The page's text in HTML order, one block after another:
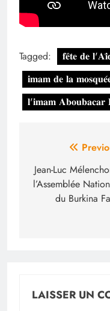
Tagged:
𝐟𝐞̂𝐭𝐞 𝐝𝐞
𝐢𝐦𝐚𝐦 𝐝𝐞 𝐥𝐚
𝐥'𝐢𝐦𝐚𝐦
Navigation
de
l’article
Jean-Luc
l’Assemblée
du Burkina
LAISSER UN